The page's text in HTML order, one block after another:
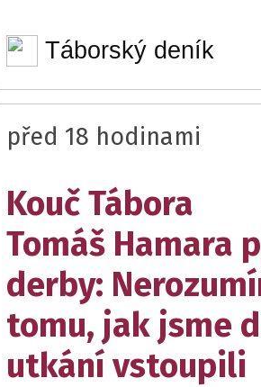
Táborský deník
před 18 hodinami
Kouč Tábora
Tomáš Hamara
derby:
tomu, jak jsme
utkání vstoupili